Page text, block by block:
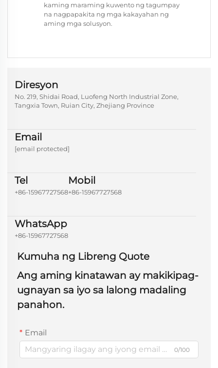
kaming maraming kuwento ng tagumpay
na nagpapakita ng mga kakayahan ng
aming mga solusyon.
Diresyon
No. 219, Shidai Road, Luofeng North Industrial Zone,
Tangxia Town, Ruian City, Zhejiang Province
Email
[email protected]
Tel
+86-15967727568
Mobil
+86-15967727568
WhatsApp
+86-15967727568
Kumuha ng Libreng Quote
Ang aming kinatawan ay makikipag-
ugnayan sa iyo sa lalong madaling
panahon.
Email
0/100